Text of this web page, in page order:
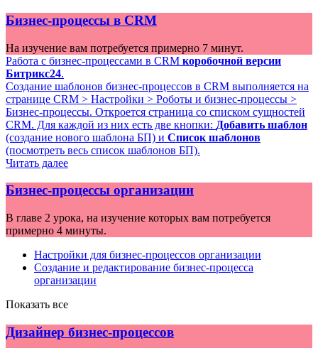
Бизнес-процессы в CRM
На изучение вам потребуется примерно 7 минут.
Работа с бизнес-процессами в CRM коробочной версии
Битрикс24.
Создание шаблонов бизнес-процессов в CRM выполняется на
странице CRM > Настройки > Роботы и бизнес-процессы >
Бизнес-процессы. Откроется страница со списком сущностей
CRM. Для каждой из них есть две кнопки: Добавить шаблон
(создание нового шаблона БП) и Список шаблонов
(посмотреть весь список шаблонов БП).
Читать далее
Бизнес-процессы организации
В главе 2 урока, на изучение которых вам потребуется
примерно 4 минуты.
Настройки для бизнес-процессов организации
Создание и редактирование бизнес-процесса
организации
Показать все
Дизайнер бизнес-процессов